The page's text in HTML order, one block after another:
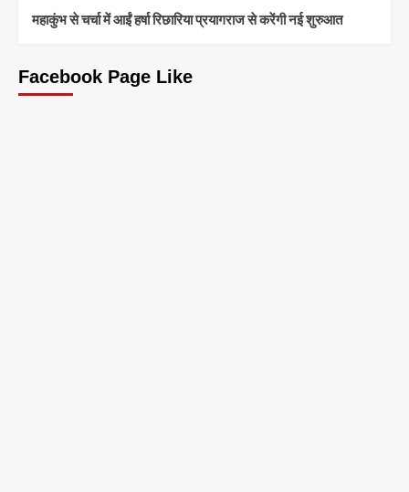
महाकुंभ से चर्चा में आईं हर्षा रिछारिया प्रयागराज से करेंगी नई शुरुआत
Facebook Page Like